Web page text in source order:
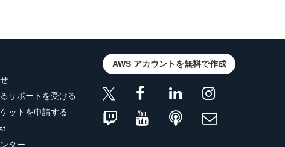
サポートを受ける
ットを申請する
ター
AWS アカウントを無料で作成